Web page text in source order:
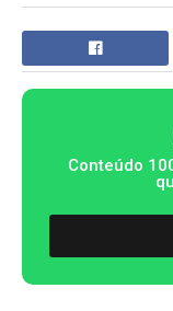
Conteúdo